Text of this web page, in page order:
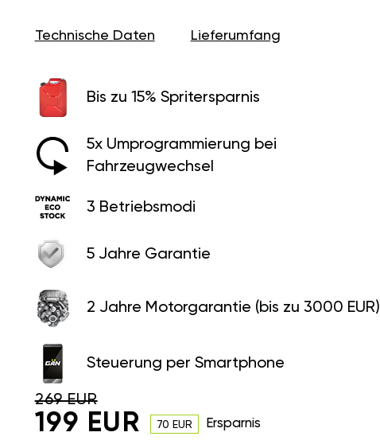
Technische Daten Lieferumfang
Bis zu 15% Spritersparnis
5x Umprogrammierung bei
Fahrzeugwechsel
3 Betriebsmodi
5 Jahre Garantie
2 Jahre Motorgarantie (bis zu 3000 EUR)
Steuerung per Smartphone
269 EUR
199 EUR 70 EUR Ersparnis